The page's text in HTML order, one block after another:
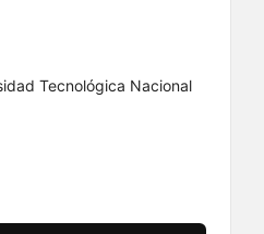
Tecnológica Nacional